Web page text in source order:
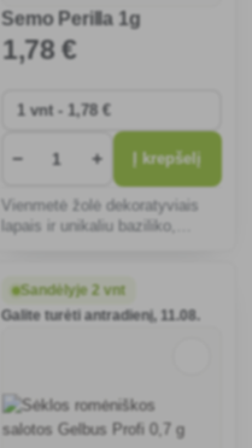
Semo Perilla 1g
1,78 €
− + Į krepšelį
Vienmetė žolė dekoratyviais
lapais ir unikaliu baziliko,
sodams praturtinti, palaiko
virškinimą ir imunitetą.
Sandėlyje 2 vnt
Galite turėti antradienį, 11.08.